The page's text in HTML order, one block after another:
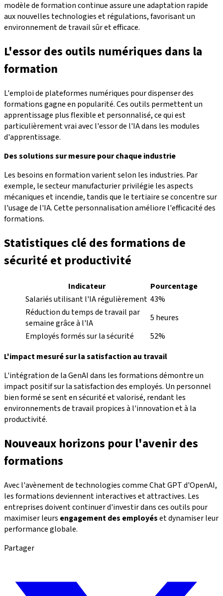
modèle de formation continue assure une adaptation rapide
aux nouvelles technologies et régulations, favorisant un
environnement de travail sûr et efficace.
L'essor des outils numériques dans la
formation
L'emploi de plateformes numériques pour dispenser des
formations gagne en popularité. Ces outils permettent un
apprentissage plus flexible et personnalisé, ce qui est
particulièrement vrai avec l'essor de l'IA dans les modules
d'apprentissage.
Des solutions sur mesure pour chaque industrie
Les besoins en formation varient selon les industries. Par
exemple, le secteur manufacturier privilégie les aspects
mécaniques et incendie, tandis que le tertiaire se concentre sur
l'usage de l'IA. Cette personnalisation améliore l'efficacité des
formations.
Statistiques clé des formations de
sécurité et productivité
Indicateur
Pourcentage
Salariés utilisant l'IA régulièrement 43%
Réduction du temps de travail par
semaine grâce à l'IA
5 heures
Employés formés sur la sécurité
52%
L'impact mesuré sur la satisfaction au travail
L'intégration de la GenAI dans les formations démontre un
impact positif sur la satisfaction des employés. Un personnel
bien formé se sent en sécurité et valorisé, rendant les
environnements de travail propices à l'innovation et à la
productivité.
Nouveaux horizons pour l'avenir des
formations
Avec l'avènement de technologies comme Chat GPT d'OpenAI,
les formations deviennent interactives et attractives. Les
entreprises doivent continuer d'investir dans ces outils pour
maximiser leurs engagement des employéset dynamiser leur
performance globale.
Partager